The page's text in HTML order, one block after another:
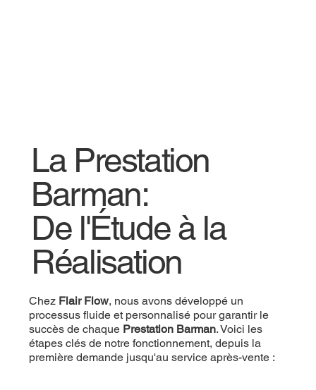
La Prestation
Barman:
De l'Étude à la
Réalisation
Chez Flair Flow, nous avons développé un
processus fluide et personnalisé pour garantir le
succès de chaque Prestation Barman. Voici les
étapes clés de notre fonctionnement, depuis la
première demande jusqu'au service après-vente :